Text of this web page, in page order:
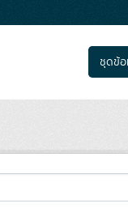
ชุดข้